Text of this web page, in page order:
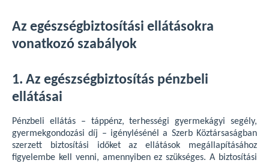
Az egészségbiztosítási ellátásokra
vonatkozó szabályok
1. Az egészségbiztosítás pénzbeli
ellátásai
Pénzbeli ellátás – táppénz, terhességi gyermekágyi segély,
gyermekgondozási díj – igénylésénél a Szerb Köztársaságban
szerzett biztosítási időket az ellátások megállapításához
figyelembe kell venni, amennyiben ez szükséges. A biztosítási